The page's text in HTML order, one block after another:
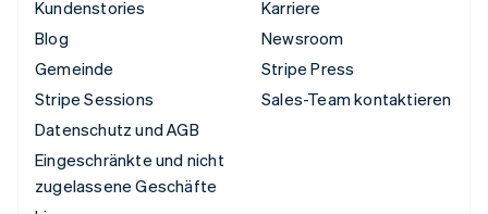
Kundenstories
Blog
Gemeinde
Stripe Sessions
Datenschutz und AGB
Eingeschränkte und nicht
zugelassene Geschäfte
Karriere
Newsroom
Stripe Press
Sales-Team kontaktieren